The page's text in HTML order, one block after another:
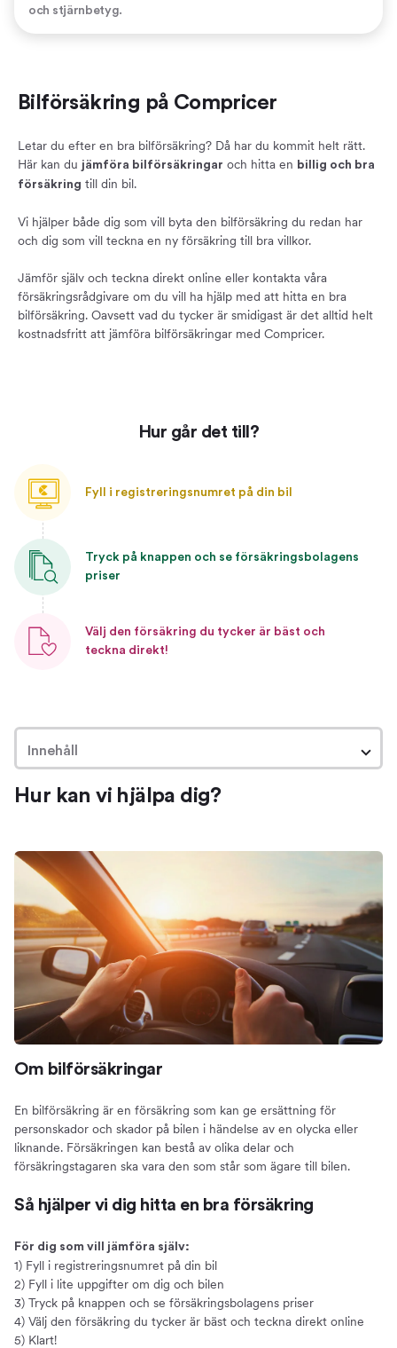
och stjärnbetyg.
Bilförsäkring på Compricer
Letar du efter en bra bilförsäkring? Då har du kommit helt rätt.
Här kan du jämföra bilförsäkringar och hitta en billig och bra
försäkring till din bil.
Vi hjälper både dig som vill byta den bilförsäkring du redan har
och dig som vill teckna en ny försäkring till bra villkor.
Jämför själv och teckna direkt online eller kontakta våra
försäkringsrådgivare om du vill ha hjälp med att hitta en bra
bilförsäkring. Oavsett vad du tycker är smidigast är det alltid helt
kostnadsfritt att jämföra bilförsäkringar med Compricer.
Hur går det till?
Fyll i registreringsnumret på din bil
Tryck på knappen och se försäkringsbolagens
priser
Välj den försäkring du tycker är bäst och
teckna direkt!
Innehåll
Hur kan vi hjälpa dig?
Jämför och byt bilförsäkring
Jämför bilförsäkringar
Byt försäkring
Ta reda på vilken försäkring du har
Spara pengar
Så mycket kan du spara
Priset på bilförsäkringar
Rabatter
Om att samla försäkringar
Så får du en billig bilförsäkring
Så får du en lägre premie
Vad ingår i en bilförsäkring?
Trafikförsäkring
Halvförsäkring
Helförsäkring
Tillägg
Självrisk
Välja bilförsäkring
Hur kan vi hjälpa dig?
Om bilförsäkringar
En bilförsäkring är en försäkring som kan ge ersättning för
personskador och skador på bilen i händelse av en olycka eller
liknande. Försäkringen kan bestå av olika delar och
försäkringstagaren ska vara den som står som ägare till bilen.
Så hjälper vi dig hitta en bra försäkring
För dig som vill jämföra själv:
1) Fyll i registreringsnumret på din bil
2) Fyll i lite uppgifter om dig och bilen
3) Tryck på knappen och se försäkringsbolagens priser
4) Välj den försäkring du tycker är bäst och teckna direkt online
5) Klart!